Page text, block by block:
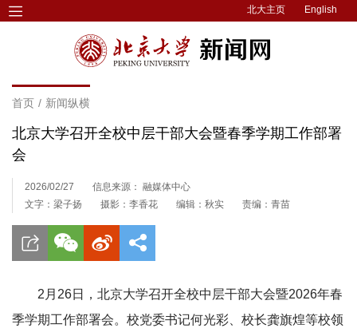
北大主页 English
首页 / 新闻纵横
北京大学召开全校中层干部大会暨春季学期工作部署
会
2026/02/27
信息来源： 融媒体中心
文字：梁子扬
摄影：李香花 编辑：秋实 责编：青苗
2月26日，北京大学召开全校中层干部大会暨2026年春
季学期工作部署会。校党委书记何光彩、校长龚旗煌等校领